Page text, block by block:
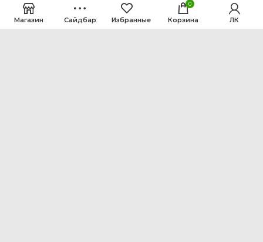
Магазин Сайдбар Избранные
0
Корзина ЛК